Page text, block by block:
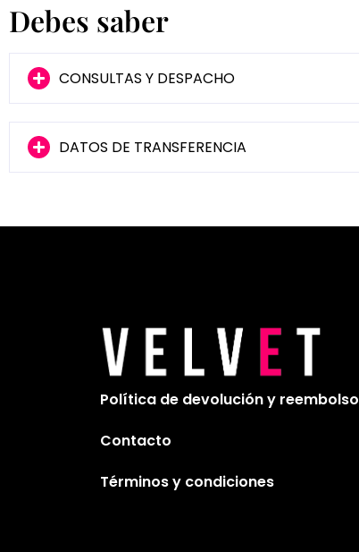
Debes saber
CONSULTAS Y DESPACHO
DATOS DE TRANSFERENCIA
Política de devolución y reembolso
Contacto
Términos y condiciones